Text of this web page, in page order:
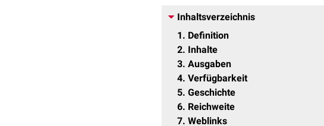
Inhaltsverzeichnis
1
Definition
2 Inhalte
3 Ausgaben
4 Verfügbarkeit
5 Geschichte
6 Reichweite
7 Weblinks